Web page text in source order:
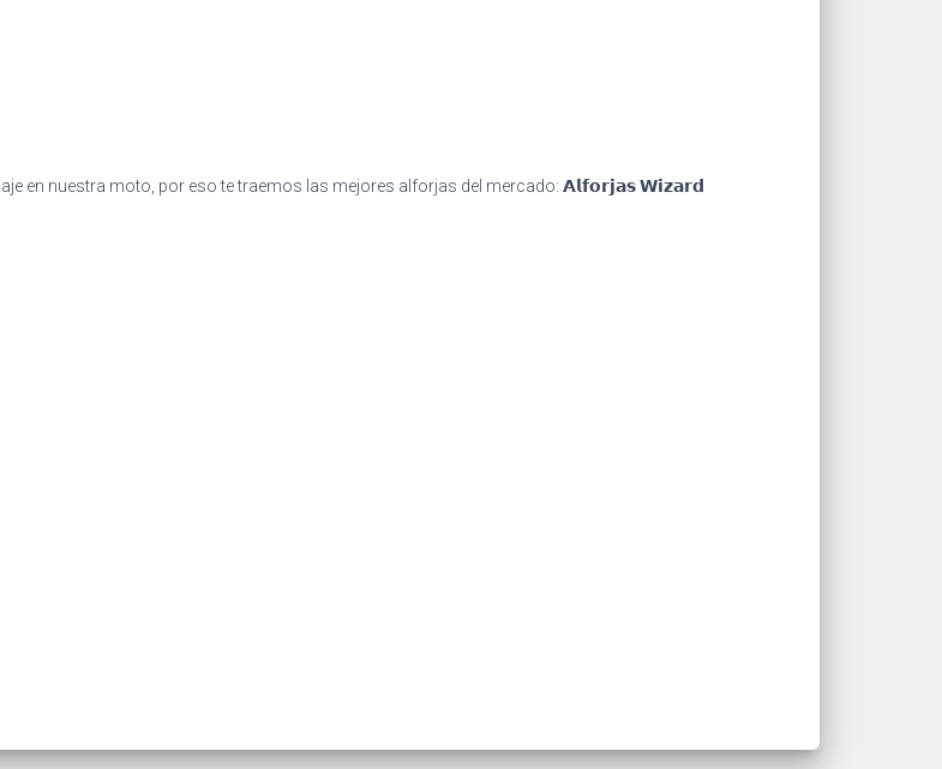
en nuestra moto, por eso te traemos las mejores alforjas del mercado: 𝗔𝗹𝗳𝗼𝗿𝗷𝗮𝘀 𝗪𝗶𝘇𝗮𝗿𝗱